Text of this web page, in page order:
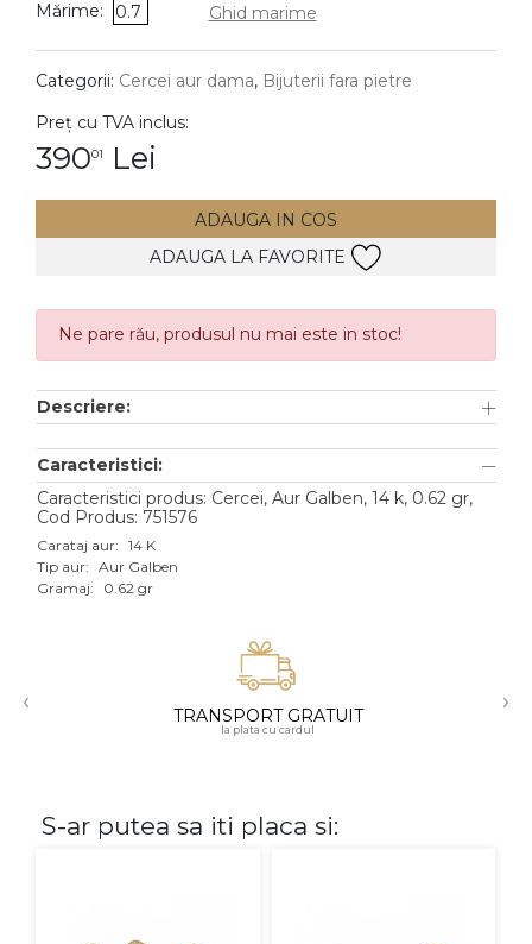
DIAMANTE Vezi toate
Cercei
Accesorii
TIP METAL
Aur galben
Aur alb
Aur roz
Aur mixt
18K
Mărime: 0.7 Ghid marime
Categorii: Cercei aur dama, Bijuterii fara pietre
Preț cu TVA inclus:
39001 Lei
ADAUGA IN COS
ADAUGA LA FAVORITE
Ne pare rău, produsul nu mai este in stoc!
Descriere:
Caracteristici:
Caracteristici produs: Cercei, Aur Galben, 14 k, 0.62 gr,
Cod Produs: 751576
Carataj aur: 14 K
Tip aur: Aur Galben
Gramaj:
0.62 gr
‹ TRANSPORT GRATUIT
la plata cu cardul
›
S-ar putea sa iti placa si: